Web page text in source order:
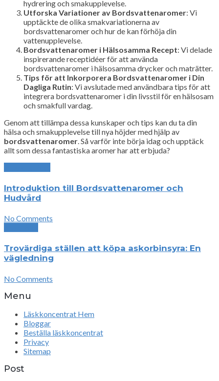
hydrering och smakupplevelse.
Utforska Variationer av Bordsvattenaromer: Vi
upptäckte de olika smakvariationerna av
bordsvattenaromer och hur de kan förhöja din
vattenupplevelse.
Bordsvattenaromer i Hälsosamma Recept: Vi delade
inspirerande receptidéer för att använda
bordsvattenaromer i hälsosamma drycker och maträtter.
Tips för att Inkorporera Bordsvattenaromer i Din
Dagliga Rutin: Vi avslutade med användbara tips för att
integrera bordsvattenaromer i din livsstil för en hälsosam
och smakfull vardag.
Genom att tillämpa dessa kunskaper och tips kan du ta din
hälsa och smakupplevelse till nya höjder med hjälp av
bordsvattenaromer. Så varför inte börja idag och upptäck
allt som dessa fantastiska aromer har att erbjuda?
Introduktion till Bordsvattenaromer och
Hudvård
No Comments
Trovärdiga ställen att köpa askorbinsyra: En
vägledning
No Comments
Menu
Läskkoncentrat Hem
Bloggar
Beställa läskkoncentrat
Privacy
Sitemap
Post